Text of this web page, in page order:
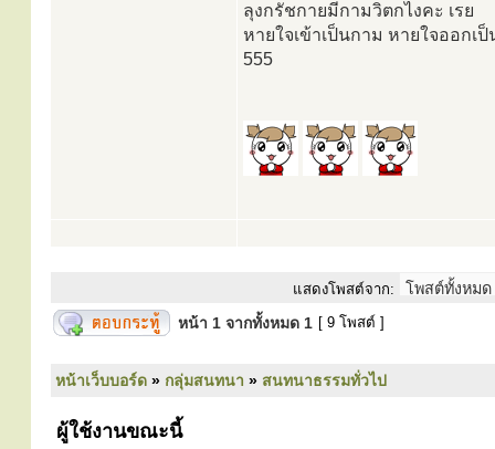
ลุงกรัชกายมีกามวิตกไงคะ เรย
หายใจเข้าเป็นกาม หายใจออก
555
แสดงโพสต์จาก:
หน้า 1 จากทั้งหมด 1 [ 9 โพสต์ ]
หน้าเว็บบอร์ด » กลุ่มสนทนา » สนทนาธรรมทั่วไป
ผู้ใช้งานขณะนี้